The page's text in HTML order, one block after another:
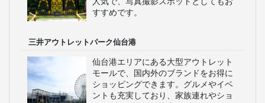
すすめです。
三井アウトレットパーク仙台港
仙台港エリアにある大型アウトレット
モールで、国内外のブランドをお得に
ショッピングできます。グルメやイベ
ントも充実しており、家族連れやショ